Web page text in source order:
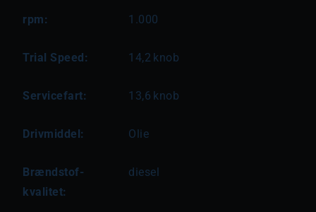
rpm: 1.000
Trial Speed: 14,2 knob
Servicefart: 13,6 knob
Drivmiddel: Olie
Brændstof-
kvalitet:
diesel